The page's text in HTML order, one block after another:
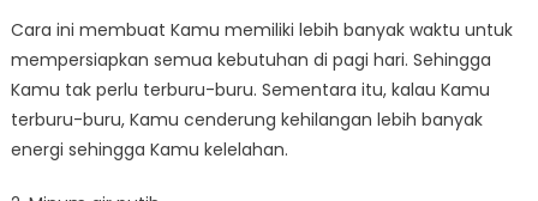
Cara ini membuat Kamu memiliki lebih banyak waktu untuk
mempersiapkan semua kebutuhan di pagi hari. Sehingga
Kamu tak perlu terburu-buru. Sementara itu, kalau Kamu
terburu-buru, Kamu cenderung kehilangan lebih banyak
energi sehingga Kamu kelelahan.